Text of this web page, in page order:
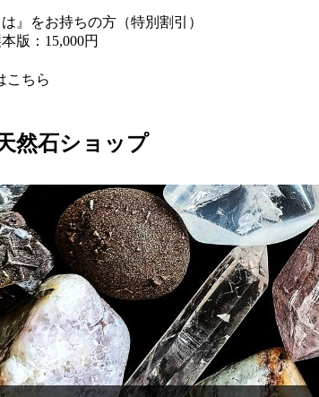
』をお持ちの方（特別割引）
版：15,000円
こちら
然石ショップ